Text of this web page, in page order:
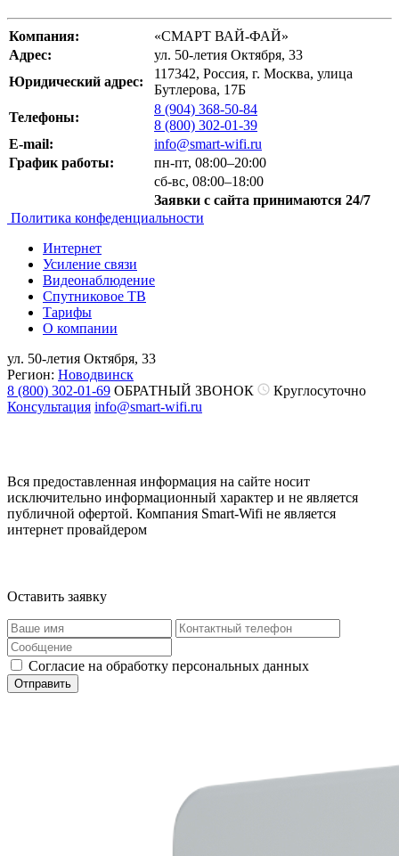
Компания:
«СМАРТ ВАЙ-ФАЙ»
Адрес:
ул. 50-летия Октября, 33
Юридический адрес:
117342, Россия, г. Москва, улица
Бутлерова, 17Б
Телефоны:
8 (904) 368-50-84
8 (800) 302-01-39
E-mail:
info@smart-wifi.ru
График работы:
пн-пт, 08:00–20:00
сб-вс, 08:00–18:00
Заявки с сайта принимаются 24/7
Политика конфеденциальности
Интернет
Усиление связи
Видеонаблюдение
Спутниковое ТВ
Тарифы
О компании
ул. 50-летия Октября, 33
Регион: Новодвинск
8 (800) 302-01-69 ОБРАТНЫЙ ЗВОНОК
Круглосуточно
Консультация info@smart-wifi.ru
Вся предоставленная информация на сайте носит
исключительно информационный характер и не является
публичной офертой. Компания Smart-Wifi не является
интернет провайдером
Оставить заявку
Согласие на обработку персональных данных
Отправить